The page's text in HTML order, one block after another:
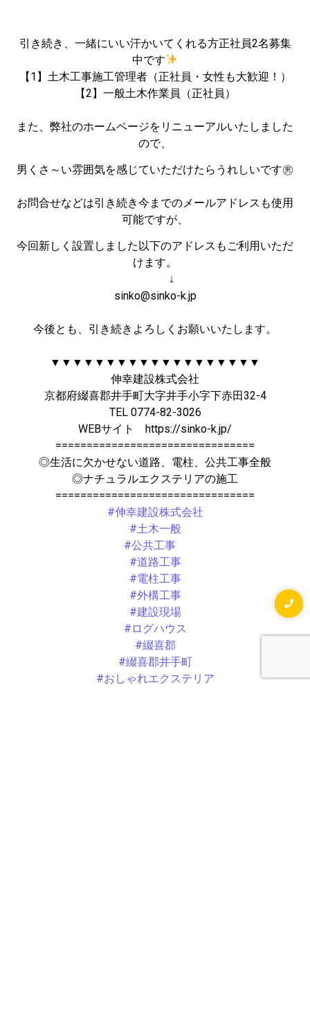
引き続き、一緒にいい汗かいてくれる方正社員2名募集
中です
【1】土木工事施工管理者（正社員・女性も大歓迎！）
【2】一般土木作業員（正社員）
また、弊社のホームページをリニューアルいたしました
ので、
男くさ～い雰囲気を感じていただけたらうれしいです㊚
お問合せなどは引き続き今までのメールアドレスも使用
可能ですが、
今回新しく設置しました以下のアドレスもご利用いただ
けます。
↓
sinko@sinko-k.jp
今後とも、引き続きよろしくお願いいたします。
▼▼▼▼▼▼▼▼▼▼▼▼▼▼▼▼▼▼▼
伸幸建設株式会社
京都府綴喜郡井手町大字井手小字下赤田32-4
TEL 0774-82-3026
WEBサイト https://sinko-k.jp/
================================
◎生活に欠かせない道路、電柱、公共工事全般
◎ナチュラルエクステリアの施工
================================
#伸幸建設株式会社
#土木一般
#公共工事
#道路工事
#電柱工事
#外構工事
#建設現場
#ログハウス
#綴喜郡
#綴喜郡井手町
#おしゃれエクステリア